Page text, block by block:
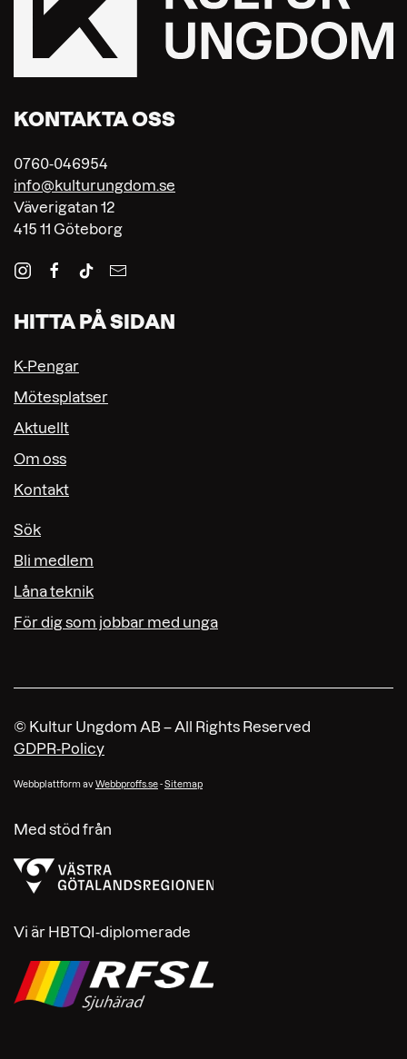
KONTAKTA OSS
0760-046954
info@kulturungdom.se
Väverigatan 12
415 11 Göteborg
HITTA PÅ SIDAN
K-Pengar
Mötesplatser
Aktuellt
Om oss
Kontakt
Sök
Bli medlem
Låna teknik
För dig som jobbar med unga
© Kultur Ungdom AB – All Rights Reserved
GDPR-Policy
Webbplattform avWebbproffs.se-Sitemap
Med stöd från
Vi är HBTQI-diplomerade